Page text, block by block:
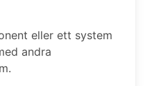
eller ett system
andra